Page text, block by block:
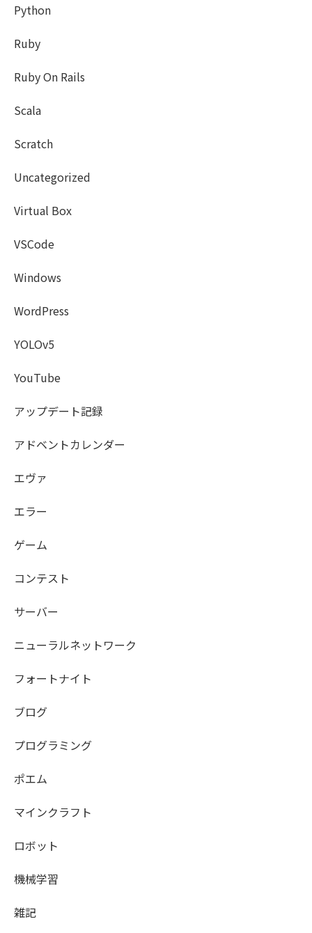
Python
Ruby
Ruby On Rails
Scala
Scratch
Uncategorized
Virtual Box
VSCode
Windows
WordPress
YOLOv5
YouTube
アップデート記録
アドベントカレンダー
エヴァ
エラー
ゲーム
コンテスト
サーバー
ニューラルネットワーク
フォートナイト
ブログ
プログラミング
ポエム
マインクラフト
ロボット
機械学習
雑記